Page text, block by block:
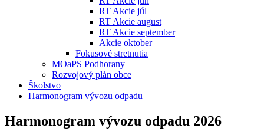
RT Akcie júl
RT Akcie august
RT Akcie september
Akcie oktober
Fokusové stretnutia
MOaPS Podhorany
Rozvojový plán obce
Školstvo
Harmonogram vývozu odpadu
Harmonogram vývozu odpadu 2026